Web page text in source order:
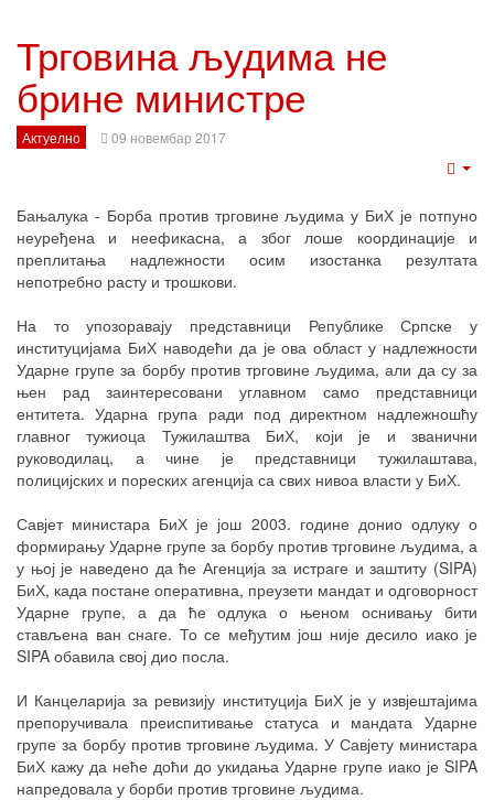
Трговина људима не
брине министре
Актуелно 09 новембар 2017
Бањалука - Борба против трговине људима у БиХ је потпуно
неуређена и неефикасна, а због лоше координације и
преплитања надлежности осим изостанка резултата
непотребно расту и трошкови.
На то упозоравају представници Републике Српске у
институцијама БиХ наводећи да је ова област у надлежности
Ударне групе за борбу против трговине људима, али да су за
њен рад заинтересовани углавном само представници
ентитета. Ударна група ради под директном надлежношћу
главног тужиоца Тужилаштва БиХ, који је и званични
руководилац, а чине је представници тужилаштава,
полицијских и пореских агенција са свих нивоа власти у БиХ.
Савјет министара БиХ је још 2003. године донио одлуку о
формирању Ударне групе за борбу против трговине људима, а
у њој је наведено да ће Агенција за истраге и заштиту (SIPA)
БиХ, када постане оперативна, преузети мандат и одговорност
Ударне групе, а да ће одлука о њеном оснивању бити
стављена ван снаге. То се међутим још није десило иако је
SIPA обавила свој дио посла.
И Канцеларија за ревизију институција БиХ је у извјештајима
препоручивала преиспитивање статуса и мандата Ударне
групе за борбу против трговине људима. У Савјету министара
БиХ кажу да неће доћи до укидања Ударне групе иако је SIPA
напредовала у борби против трговине људима.